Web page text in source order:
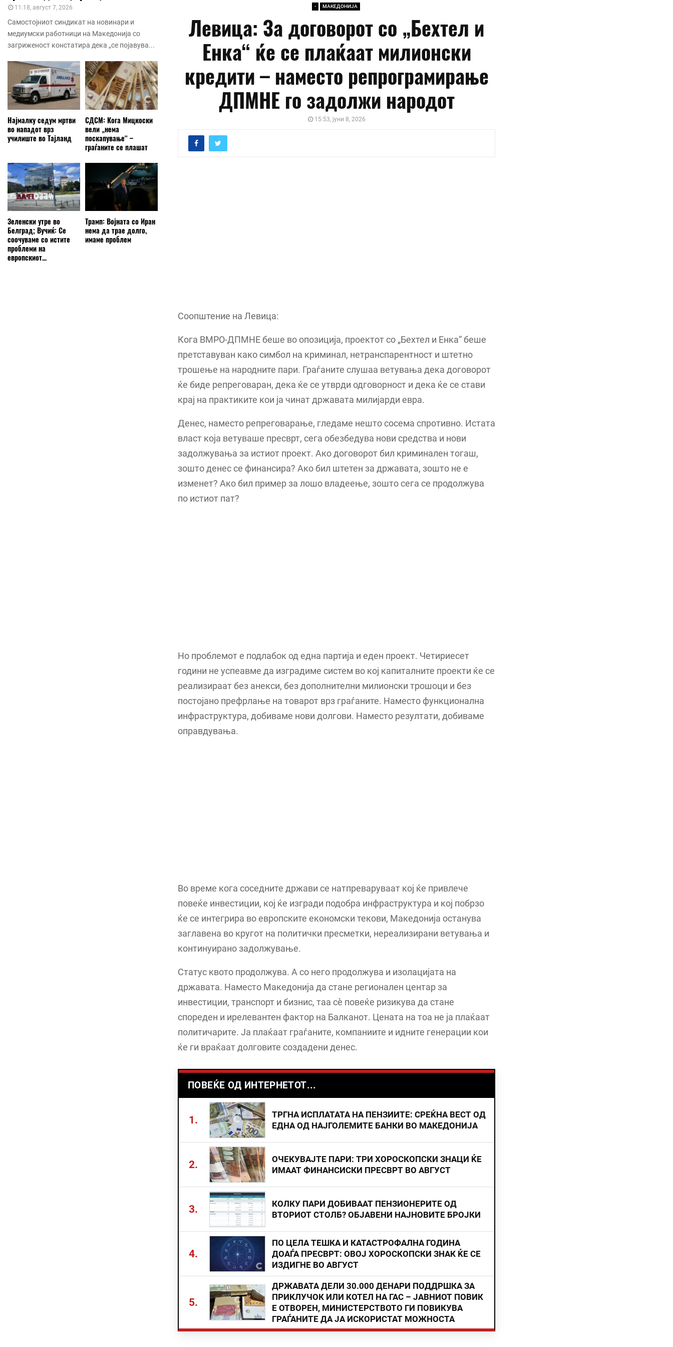
- МАКЕДОНИЈА
Левица: За договорот со „Бехтел и
Енка“ ќе се плаќаат милионски
кредити – наместо репрограмирање
ДПМНЕ го задолжи народот
15:53, јуни 8, 2026
Соопштение на Левица:
Кога ВМРО-ДПМНЕ беше во опозиција, проектот со „Бехтел и Енка“ беше
претставуван како симбол на криминал, нетранспарентност и штетно
трошење на народните пари. Граѓаните слушаа ветувања дека договорот
ќе биде репреговаран, дека ќе се утврди одговорност и дека ќе се стави
крај на практиките кои ја чинат државата милијарди евра.
Денес, наместо репреговарање, гледаме нешто сосема спротивно. Истата
власт која ветуваше пресврт, сега обезбедува нови средства и нови
задолжувања за истиот проект. Ако договорот бил криминален тогаш,
зошто денес се финансира? Ако бил штетен за државата, зошто не е
изменет? Ако бил пример за лошо владеење, зошто сега се продолжува
по истиот пат?
Но проблемот е подлабок од една партија и еден проект. Четириесет
години не успеавме да изградиме систем во кој капиталните проекти ќе се
реализираат без анекси, без дополнителни милионски трошоци и без
постојано префрлање на товарот врз граѓаните. Наместо функционална
инфраструктура, добиваме нови долгови. Наместо резултати, добиваме
оправдувања.
Во време кога соседните држави се натпреваруваат кој ќе привлече
повеќе инвестиции, кој ќе изгради подобра инфраструктура и кој побрзо
ќе се интегрира во европските економски текови, Македонија останува
заглавена во кругот на политички пресметки, нереализирани ветувања и
континуирано задолжување.
Статус квото продолжува. А со него продолжува и изолацијата на
државата. Наместо Македонија да стане регионален центар за
инвестиции, транспорт и бизнис, таа сè повеќе ризикува да стане
спореден и ирелевантен фактор на Балканот. Цената на тоа не ја плаќаат
политичарите. Ја плаќаат граѓаните, компаниите и идните генерации кои
ќе ги враќаат долговите создадени денес.
ПОВЕЌЕ ОД ИНТЕРНЕТОТ...
1.
ТРГНА ИСПЛАТАТА НА ПЕНЗИИТЕ: СРЕЌНА ВЕСТ ОД
ЕДНА ОД НАЈГОЛЕМИТЕ БАНКИ ВО МАКЕДОНИЈА
2.
ОЧЕКУВАЈТЕ ПАРИ: ТРИ ХОРОСКОПСКИ ЗНАЦИ ЌЕ
ИМААТ ФИНАНСИСКИ ПРЕСВРТ ВО АВГУСТ
3.
КОЛКУ ПАРИ ДОБИВААТ ПЕНЗИОНЕРИТЕ ОД
ВТОРИОТ СТОЛБ? ОБЈАВЕНИ НАЈНОВИТЕ БРОЈКИ
4.
ПО ЦЕЛА ТЕШКА И КАТАСТРОФАЛНА ГОДИНА
ДОАЃА ПРЕСВРТ: ОВОЈ ХОРОСКОПСКИ ЗНАК ЌЕ СЕ
ИЗДИГНЕ ВО АВГУСТ
5.
ДРЖАВАТА ДЕЛИ 30.000 ДЕНАРИ ПОДДРШКА ЗА
ПРИКЛУЧОК ИЛИ КОТЕЛ НА ГАС – ЈАВНИОТ ПОВИК
Е ОТВОРЕН, МИНИСТЕРСТВОТО ГИ ПОВИКУВА
ГРАЃАНИТЕ ДА ЈА ИСКОРИСТАТ МОЖНОСТА
11:18, август 7, 2026
Самостојниот синдикат на новинари и
медиумски работници на Македонија со
загриженост констатира дека „се појавува...
Најмалку седум мртви
во нападот врз
училиште во Тајланд
СДСМ: Кога Мицкоски
вели „нема
поскапување“ –
граѓаните се плашат
Зеленски утре во
Белград; Вучиќ: Се
соочуваме со истите
проблеми на
европскиот...
Трамп: Војната со Иран
нема да трае долго,
имаме проблем